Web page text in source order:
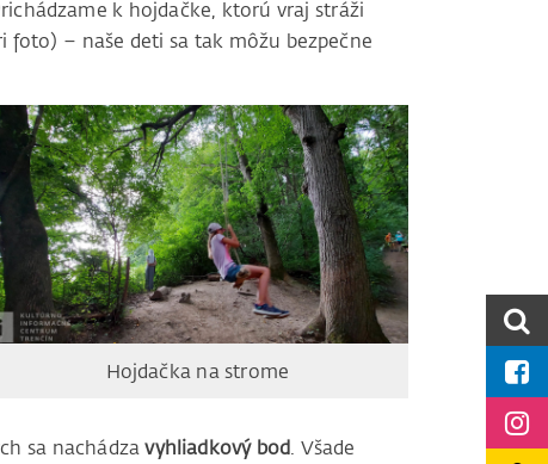
k hojdačke, ktorú vraj stráži
– naše deti sa tak môžu bezpečne
Hojdačka na strome
sa nachádzavyhliadkový bod . Všade